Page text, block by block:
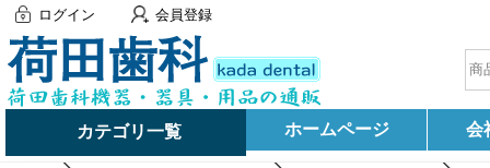
ログイン 会員登録
カテゴリ一覧 ホームページ 会